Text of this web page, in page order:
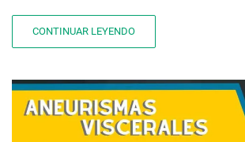
CONTINUAR LEYENDO